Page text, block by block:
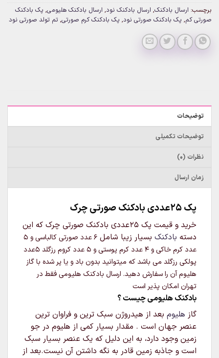
برچسب: ارسال بادکنک, ارسال بادکنک نود, ارسال بادکنک هلیومی, پک بادکنک
صورتی کم, پک بادکنک صورتی نود, پک بادکنک کرم صورتی, تم تولد صورتی نود
توضیحات
توضیحات تکمیلی
نظرات (0)
زمان ارسال
پک 25عددی بادکنک صورتی چرک
خرید و قیمت پک 25عددی بادکنک صورتی چرک که این
دسته بادکنک بسیار زیبا شامل
6 عدد صورتی کالباسی و 5
عدد کرم خاکی و 4 عدد کرم پوستی و 5 عدد کروم رزگلد 5عدد
پولکی رزگلد می باشد که میتوانید بدون باد و یا پر شده با گاز
هلیوم آن را سفارش دهید. ارسال بادکنک هلیومی فقط در
تهران امکان پذیر است
بادکنک هلیومی چیست ؟
گاز هلیوم بعد از هیدروژن سبک‌ ترین و فراوان‌ ترین
عنصر جهان است . مقدار بسیار کمی از هلیوم در جو
زمین وجود دارد، به این دلیل که یک عنصر بسیار سبک
است و جاذبه زمین قادر به نگه داشتن آن نیست.بعد از